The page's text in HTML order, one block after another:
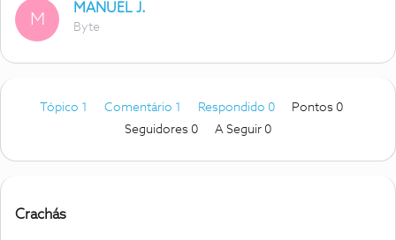
M
MANUEL J.
Byte
Tópico 1 Comentário 1 Respondido 0
Pontos 0
Seguidores 0 A Seguir 0
Crachás